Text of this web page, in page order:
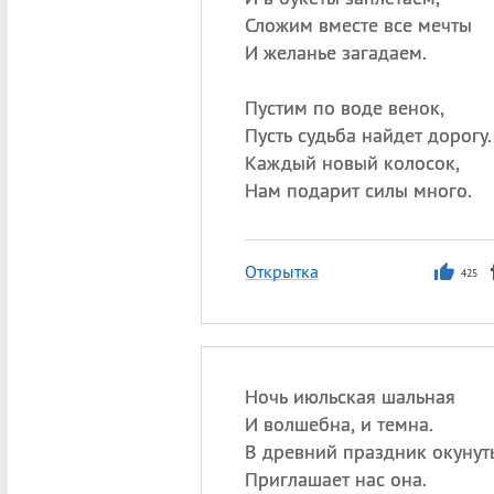
Сложим вместе все мечты
И желанье загадаем.
Пустим по воде венок,
Пусть судьба найдет дорогу.
Каждый новый колосок,
Нам подарит силы много.
Открытка 425
Ночь июльская шальная
И волшебна, и темна.
В древний праздник
Приглашает нас она.